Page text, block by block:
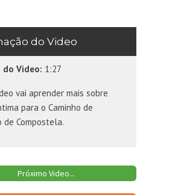
do Video
do Video: 1:27
vai aprender mais sobre
para o Caminho de
de Compostela.
Próximo Video...